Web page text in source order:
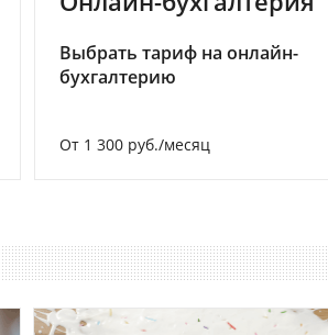
Выбрать тариф на онлайн-
бухгалтерию
От 1 300 руб./месяц